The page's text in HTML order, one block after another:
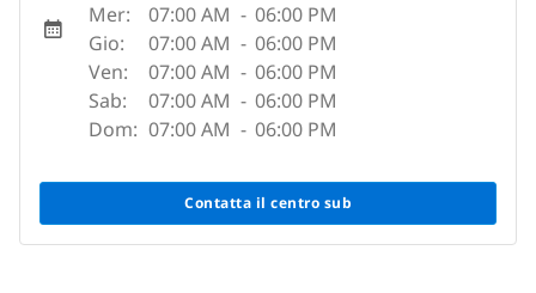
Mer:
07:00 AM - 06:00 PM
Gio:
07:00 AM - 06:00 PM
Ven:
07:00 AM - 06:00 PM
Sab:
07:00 AM - 06:00 PM
Dom: 07:00 AM - 06:00 PM
Contatta il centro sub